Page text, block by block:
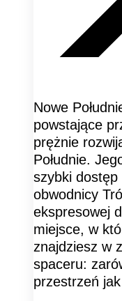
Nowe
powstające
prężnie
Południe.
szybki
obwodnicy
ekspresowej
miejsce, w
znajdziesz w
spaceru:
przestrzeń